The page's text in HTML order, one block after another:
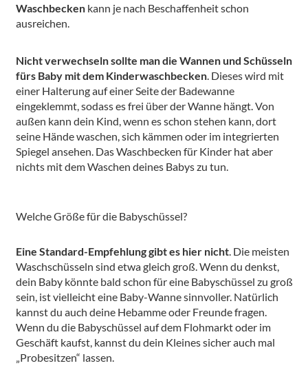
Waschbeckenkann je nach Beschaffenheit schon
ausreichen.
Nicht verwechseln sollte man die Wannen und Schüsseln
fürs Baby mit dem Kinderwaschbecken. Dieses wird mit
einer Halterung auf einer Seite der Badewanne
eingeklemmt, sodass es frei über der Wanne hängt. Von
außen kann dein Kind, wenn es schon stehen kann, dort
seine Hände waschen, sich kämmen oder im integrierten
Spiegel ansehen. Das Waschbecken für Kinder hat aber
nichts mit dem Waschen deines Babys zu tun.
Welche Größe für die Babyschüssel?
Eine Standard-Empfehlung gibt es hier nicht. Die meisten
Waschschüsseln sind etwa gleich groß. Wenn du denkst,
dein Baby könnte bald schon für eine Babyschüssel zu groß
sein, ist vielleicht eine Baby-Wanne sinnvoller. Natürlich
kannst du auch deine Hebamme oder Freunde fragen.
Wenn du die Babyschüssel auf dem Flohmarkt oder im
Geschäft kaufst, kannst du dein Kleines sicher auch mal
„Probesitzen“ lassen.